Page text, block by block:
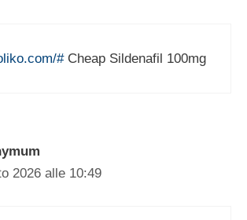
#Cheap Sildenafil 100mg
2026 alle 10:49